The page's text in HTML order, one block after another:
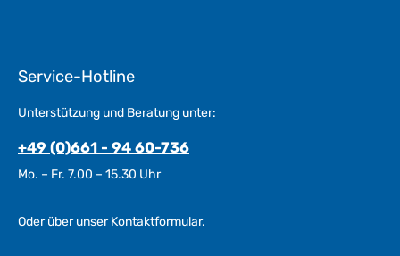
Service-Hotline
Unterstützung und Beratung unter:
+49 (0)661 - 94 60-736
Mo. – Fr. 7.00 – 15.30 Uhr
Oder über unserKontaktformular.